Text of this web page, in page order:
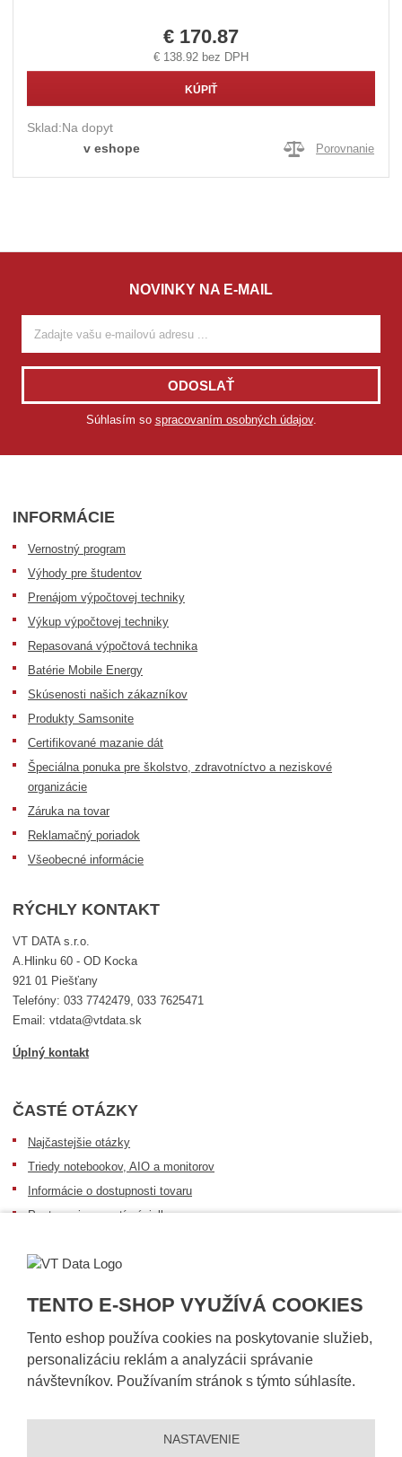
TENTO E-SHOP VYUŽÍVÁ COOKIES
Tento eshop používa cookies na poskytovanie služieb,
personalizáciu reklám a analyzácii správanie
návštevníkov. Používaním stránok s týmto súhlasíte.
NASTAVENIE
€ 170.87
€ 138.92 bez DPH
KÚPIŤ
Sklad:Na dopyt
v eshope
Porovnanie
NOVINKY NA E-MAIL
ODOSLAŤ
Súhlasím so spracovaním osobných údajov.
INFORMÁCIE
Vernostný program
Výhody pre študentov
Prenájom výpočtovej techniky
Výkup výpočtovej techniky
Repasovaná výpočtová technika
Batérie Mobile Energy
Skúsenosti našich zákazníkov
Produkty Samsonite
Certifikované mazanie dát
Špeciálna ponuka pre školstvo, zdravotníctvo a neziskové
organizácie
Záruka na tovar
Reklamačný poriadok
Všeobecné informácie
RÝCHLY KONTAKT
VT DATA s.r.o.
A.Hlinku 60 - OD Kocka
921 01 Piešťany
Telefóny: 033 7742479, 033 7625471
Email: vtdata@vtdata.sk
Úplný kontakt
ČASTÉ OTÁZKY
Najčastejšie otázky
Triedy notebookov, AIO a monitorov
Informácie o dostupnosti tovaru
Postup pri prevzatí zásielky
Sledovanie zásielok